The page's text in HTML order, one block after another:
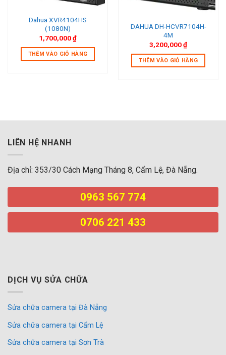
Dahua XVR4104HS
(1080N)
1,700,000₫
THÊM VÀO GIỎ HÀNG
DAHUA DH-HCVR7104H-
4M
3,200,000₫
THÊM VÀO GIỎ HÀNG
LIÊN HỆ NHANH
Địa chỉ: 353/30 Cách Mạng Tháng 8, Cẩm Lệ, Đà Nẵng.
0963 567 774
0706 221 433
DỊCH VỤ SỬA CHỮA
Sửa chữa camera tại Đà Nẵng
Sửa chữa camera tại Cẩm Lệ
Sửa chữa camera tại Sơn Trà